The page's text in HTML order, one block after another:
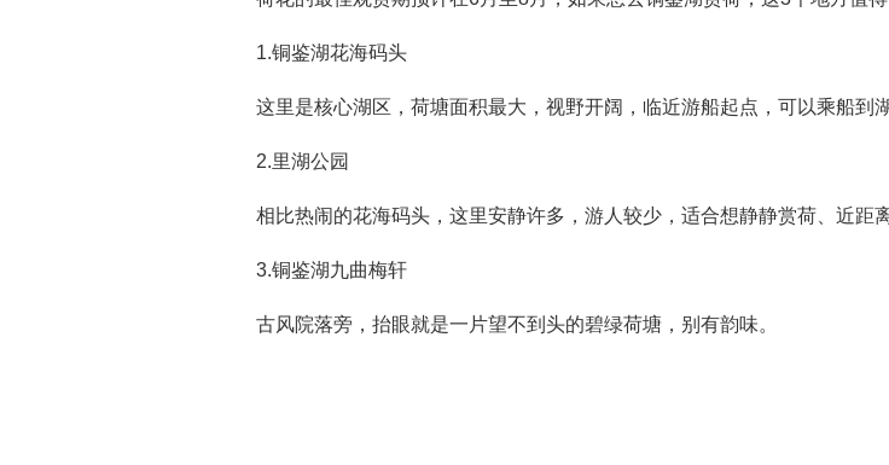
1.铜鉴湖花海码头
这里是核心湖区，荷塘面积最大，视野开阔，临近游船起点，可以乘船到
2.里湖公园
相比热闹的花海码头，这里安静许多，游人较少，适合想静静赏荷、近距
3.铜鉴湖九曲梅轩
古风院落旁，抬眼就是一片望不到头的碧绿荷塘，别有韵味。